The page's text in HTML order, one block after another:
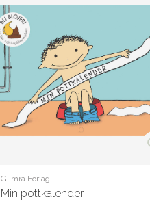
Glimra Förlag
Min pottkalender